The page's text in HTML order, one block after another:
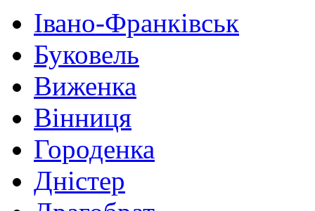
Івано-Франківськ
Буковель
Виженка
Вінниця
Городенка
Дністер